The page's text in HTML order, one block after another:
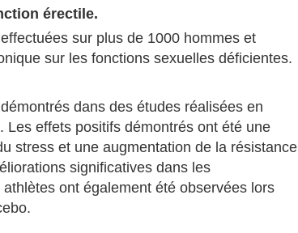
érectile.
sur plus de 1000 hommes et
sur les fonctions sexuelles déficientes.
dans des études réalisées en
Les effets positifs démontrés ont été une
stress et une augmentation de la résistance
significatives dans les
ont également été observées lors